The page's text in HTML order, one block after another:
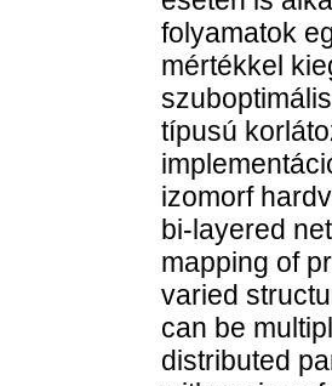
folyamatok
mértékkel
típusú
izomorf
bi-layered
mapping of
varied
can be
distributed